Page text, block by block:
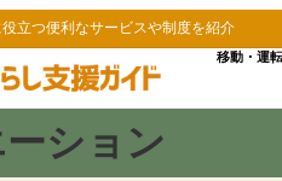
ション
立つ便利なサービスや制度を紹介
移動・運